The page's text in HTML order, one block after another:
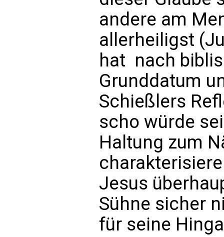
andere am
allerheiligst
hat  nach
Grunddatum
Schießlers
scho würde
Haltung zum
Jesus
Sühne sicher
für seine